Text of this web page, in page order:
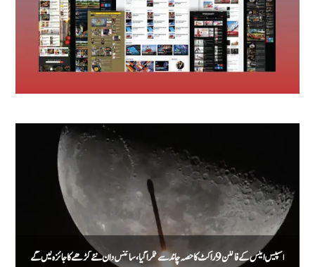
اسپیس ایکس کے فالکن 9 راکٹ کا حصہ چاند سے ٹکرا گیا، سائنس دان نئے گڑھے کا جائزہ لیں گے